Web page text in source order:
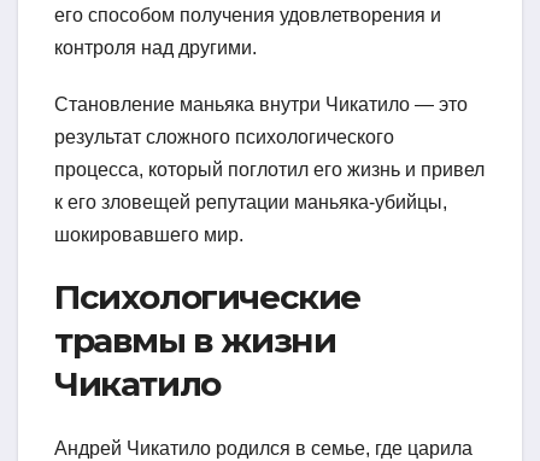
его способом получения удовлетворения и
контроля над другими.
Становление маньяка внутри Чикатило — это
результат сложного психологического
процесса, который поглотил его жизнь и привел
к его зловещей репутации маньяка-убийцы,
шокировавшего мир.
Психологические
травмы в жизни
Чикатило
Андрей Чикатило родился в семье, где царила